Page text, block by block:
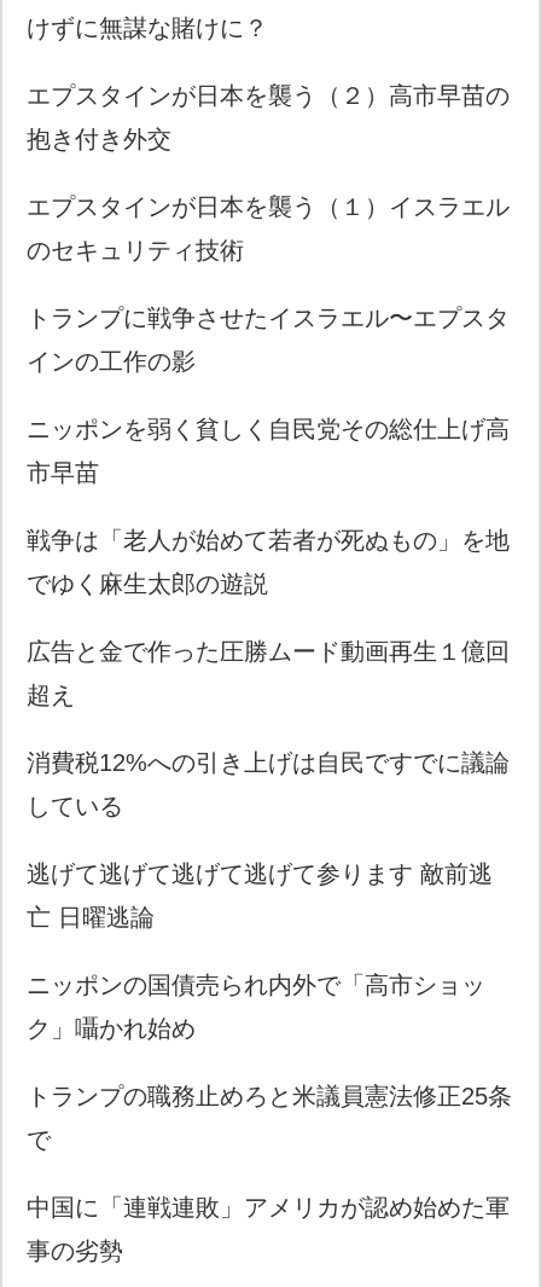
けずに無謀な賭けに？
エプスタインが日本を襲う（２）高市早苗の
抱き付き外交
エプスタインが日本を襲う（１）イスラエル
のセキュリティ技術
トランプに戦争させたイスラエル〜エプスタ
インの工作の影
ニッポンを弱く貧しく自民党その総仕上げ高
市早苗
戦争は「老人が始めて若者が死ぬもの」を地
でゆく麻生太郎の遊説
広告と金で作った圧勝ムード動画再生１億回
超え
消費税12%への引き上げは自民ですでに議論
している
逃げて逃げて逃げて逃げて参ります 敵前逃
亡 日曜逃論
ニッポンの国債売られ内外で「高市ショッ
ク」囁かれ始め
トランプの職務止めろと米議員憲法修正25条
で
中国に「連戦連敗」アメリカが認め始めた軍
事の劣勢